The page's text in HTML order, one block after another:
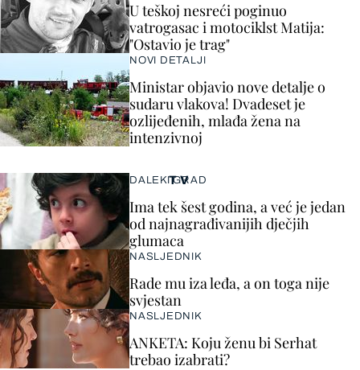
U teškoj nesreći poginuo
vatrogasac i motociklst Matija:
"Ostavio je trag"
NOVI DETALJI
Ministar objavio nove detalje o
sudaru vlakova! Dvadeset je
ozlijeđenih, mlađa žena na
intenzivnoj
TV
DALEKI GRAD
Ima tek šest godina, a već je jedan
od najnagrađivanijih dječjih
glumaca
NASLJEDNIK
Rade mu iza leđa, a on toga nije
svjestan
NASLJEDNIK
ANKETA: Koju ženu bi Serhat
trebao izabrati?